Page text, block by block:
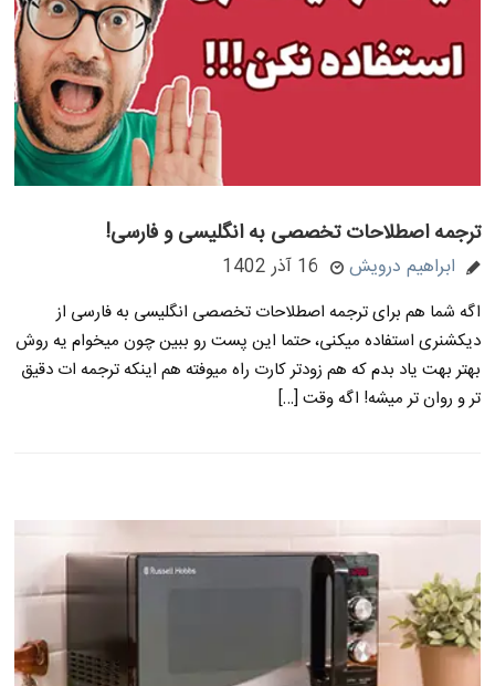
ترجمه اصطلاحات تخصصی به انگلیسی و فارسی!
ابراهیم درویش 16 آذر 1402
اگه شما هم برای ترجمه اصطلاحات تخصصی انگلیسی به فارسی از
دیکشنری استفاده میکنی، حتما این پست رو ببین چون میخوام یه روش
بهتر بهت یاد بدم که هم زودتر کارت راه میوفته هم اینکه ترجمه ات دقیق
تر و روان تر میشه! اگه وقت […]